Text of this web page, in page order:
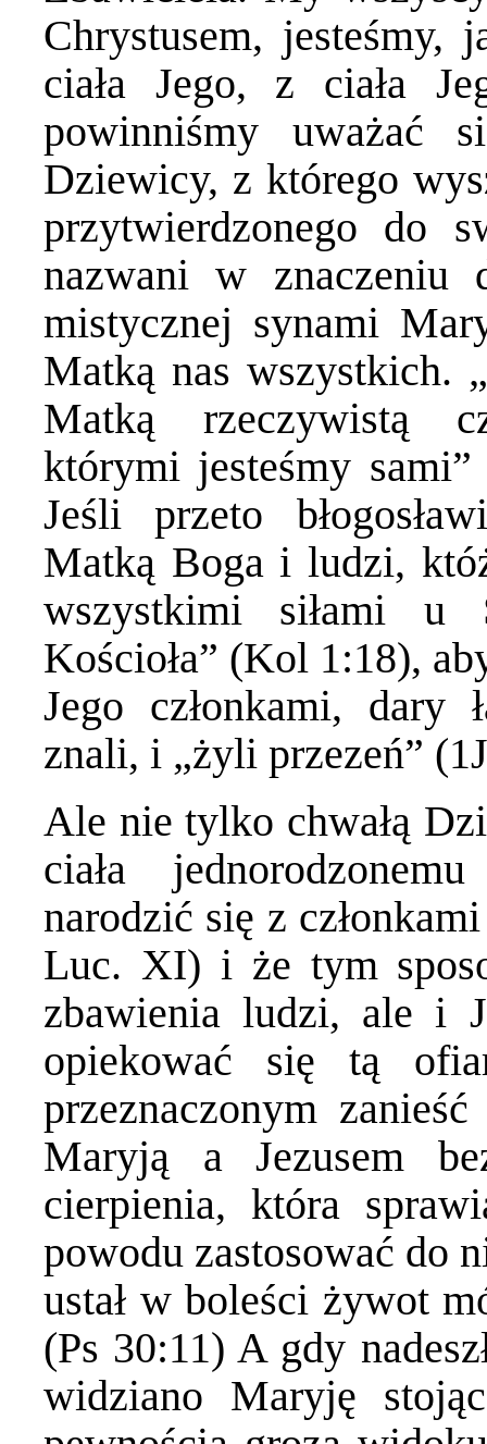
Chrystusem, jesteśmy,
ciała Jego, z ciała
powinniśmy uważać
Dziewicy, z którego
przytwierdzonego do
nazwani w znaczeniu
mistycznej synami
Matką nas wszystkich.
Matką rzeczywistą
którymi jesteśmy
Jeśli przeto
Matką Boga i ludzi,
wszystkimi siłami u
Kościoła” (Kol 1:18),
Jego członkami, dary
znali, i „żyli przezeń”
Ale nie tylko chwałą
ciała
narodzić się z
Luc. XI) i że tym
zbawienia ludzi, ale i
opiekować się tą
przeznaczonym
Maryją a Jezusem
cierpienia, która
powodu zastosować do
ustał w boleści żywot
(Ps 30:11) A gdy
widziano Maryję